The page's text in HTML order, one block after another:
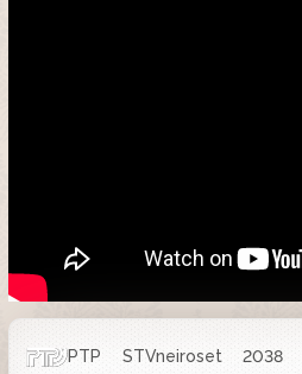
РТР STVneiroset
2038